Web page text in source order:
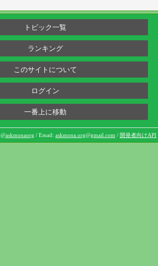
トピック一覧
ランキング
このサイトについて
ログイン
一番上に移動
@askmonaorg / Email: askmona.org@gmail.com / 開発者向けAPI